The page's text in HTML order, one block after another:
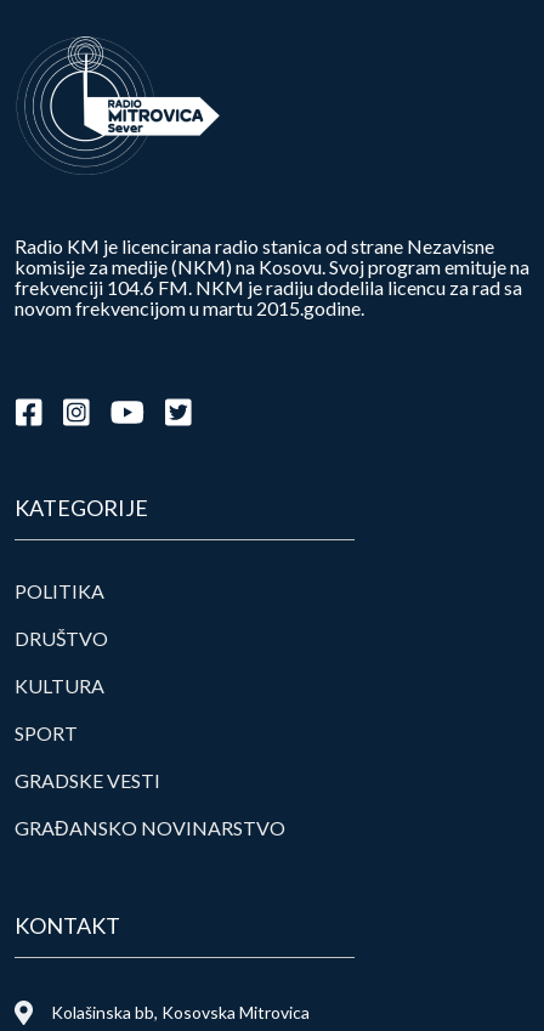
Radio KM je licencirana radio stanica od strane Nezavisne
komisije za medije (NKM) na Kosovu. Svoj program emituje na
frekvenciji 104.6 FM. NKM je radiju dodelila licencu za rad sa
novom frekvencijom u martu 2015.godine.
KATEGORIJE
POLITIKA
DRUŠTVO
KULTURA
SPORT
GRADSKE VESTI
GRAĐANSKO NOVINARSTVO
KONTAKT
Kolašinska bb, Kosovska Mitrovica